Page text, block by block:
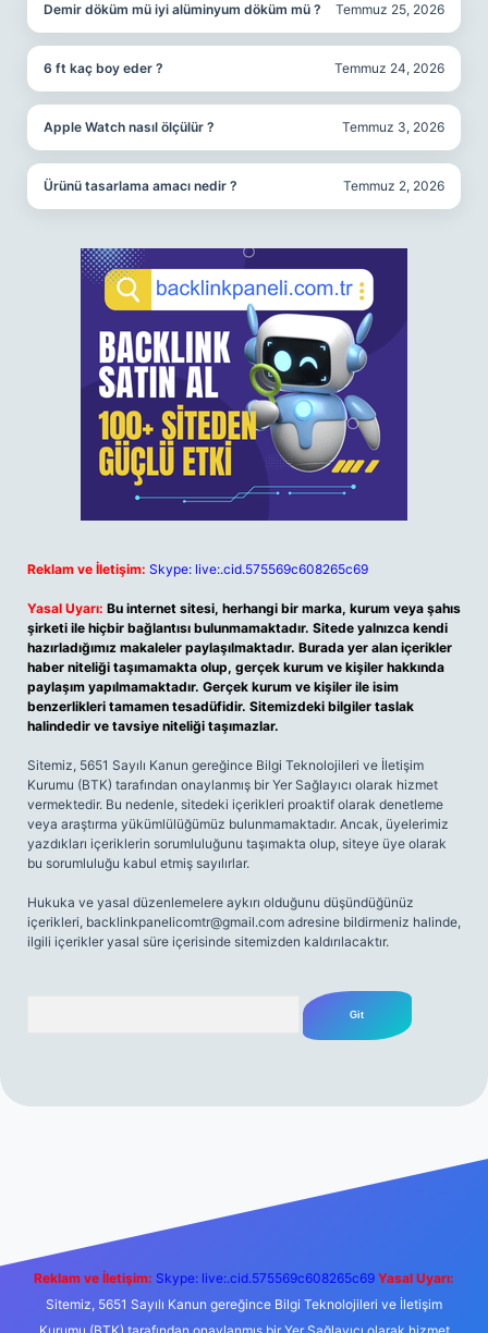
Demir döküm mü iyi alüminyum döküm mü ? Temmuz 25, 2026
6 ft kaç boy eder ? Temmuz 24, 2026
Apple Watch nasıl ölçülür ? Temmuz 3, 2026
Ürünü tasarlama amacı nedir ? Temmuz 2, 2026
Reklam ve İletişim: Skype: live:.cid.575569c608265c69
Yasal Uyarı: Bu internet sitesi, herhangi bir marka, kurum veya şahıs
şirketi ile hiçbir bağlantısı bulunmamaktadır. Sitede yalnızca kendi
hazırladığımız makaleler paylaşılmaktadır. Burada yer alan içerikler
haber niteliği taşımamakta olup, gerçek kurum ve kişiler hakkında
paylaşım yapılmamaktadır. Gerçek kurum ve kişiler ile isim
benzerlikleri tamamen tesadüfidir. Sitemizdeki bilgiler taslak
halindedir ve tavsiye niteliği taşımazlar.
Sitemiz, 5651 Sayılı Kanun gereğince Bilgi Teknolojileri ve İletişim
Kurumu (BTK) tarafından onaylanmış bir Yer Sağlayıcı olarak hizmet
vermektedir. Bu nedenle, sitedeki içerikleri proaktif olarak denetleme
veya araştırma yükümlülüğümüz bulunmamaktadır. Ancak, üyelerimiz
yazdıkları içeriklerin sorumluluğunu taşımakta olup, siteye üye olarak
bu sorumluluğu kabul etmiş sayılırlar.
Hukuka ve yasal düzenlemelere aykırı olduğunu düşündüğünüz
içerikleri, backlinkpanelicomtr@gmail.com adresine bildirmeniz halinde,
ilgili içerikler yasal süre içerisinde sitemizden kaldırılacaktır.
Reklam ve İletişim: Skype: live:.cid.575569c608265c69 Yasal Uyarı:
Sitemiz, 5651 Sayılı Kanun gereğince Bilgi Teknolojileri ve İletişim